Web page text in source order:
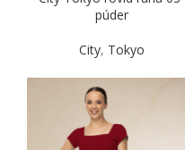
púder
City, Tokyo